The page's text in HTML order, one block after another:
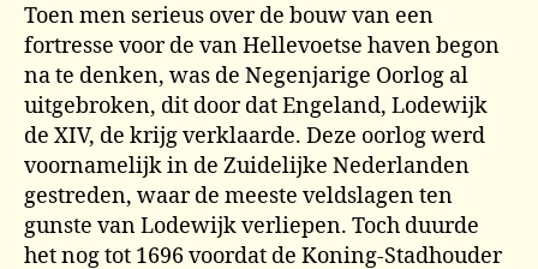
Toen men serieus over de bouw van een
fortresse voor de van Hellevoetse haven begon
na te denken, was de Negenjarige Oorlog al
uitgebroken, dit door dat Engeland, Lodewijk
de XIV, de krijg verklaarde. Deze oorlog werd
voornamelijk in de Zuidelijke Nederlanden
gestreden, waar de meeste veldslagen ten
gunste van Lodewijk verliepen. Toch duurde
het nog tot 1696 voordat de Koning-Stadhouder